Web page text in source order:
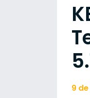
9